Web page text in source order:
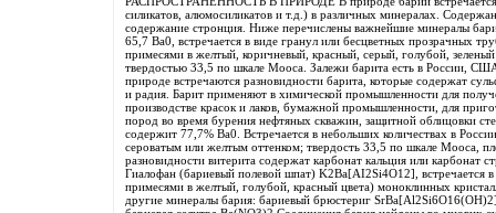
силикатов, алюмосиликатов и т.д.) в различных минералах.
содержание стронция. Ниже перечислены важнейшие минералы
65,7 Ва0, встречается в виде гранул или бесцветных прозрачных
примесями в желтый, коричневый, красный, серый, голубой,
твердостью 33,5 по шкале Mooca. Залежи барита есть в России,
природе встречаются разновидности барита, которые содержат
и радия. Барит применяют в химической промышленности для
производстве красок и лаков, бумажной промышленности, для
пород во время бурения нефтяных скважин, защитной облицовки
содержит 77,7% Ва0. Встречается в небольших количествах в
сероватым или желтым оттенком; твердость 33,5 по шкале Mooca,
разновидности витерита содержат карбонат кальция или
Гиалофан (бариевый полевой шпат) K2Ba[AI2Si4O12], встречается
примесями в желтый, голубой, красный цвета) моноклинных
другие минералы бария: бариевый брюстериг